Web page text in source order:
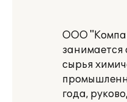
ООО
занимается
сырья
года,